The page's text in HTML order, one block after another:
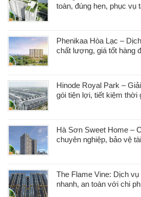
toàn, đúng hẹn, phục vụ
Phenikaa Hòa Lạc –
chất lượng, giá tốt hàng
Hinode Royal Park –
gói tiện lợi, tiết kiệm thời
Hà Sơn Sweet Home –
chuyên nghiệp, bảo vệ
The Flame Vine: Dịch
nhanh, an toàn với chi